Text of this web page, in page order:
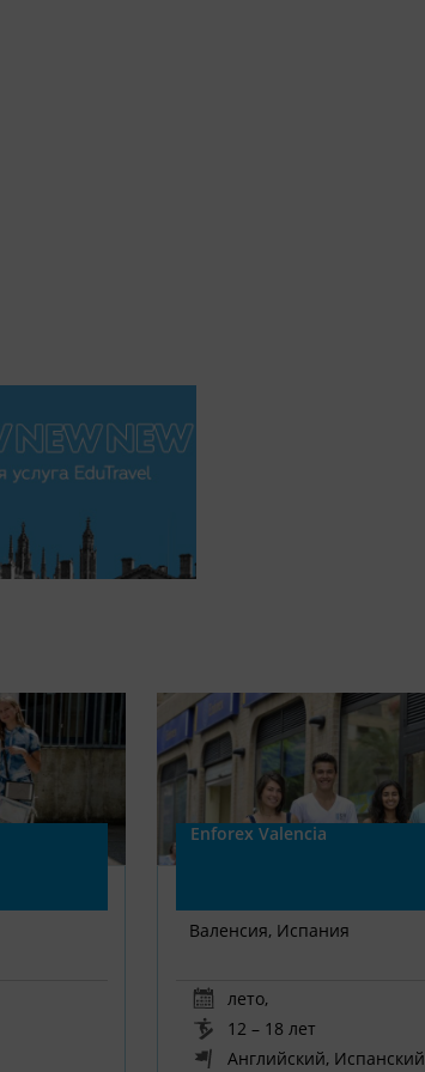
Enforex Valencia
Валенсия, Испания
лето,
12 – 18 лет
Английский, Испанский